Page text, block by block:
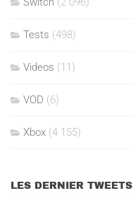
Tests (498)
Videos (11)
VOD (6)
Xbox (4 155)
LES DERNIER TWEETS